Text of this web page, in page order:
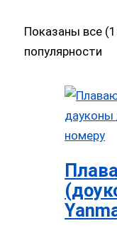
Показаны все
популярности